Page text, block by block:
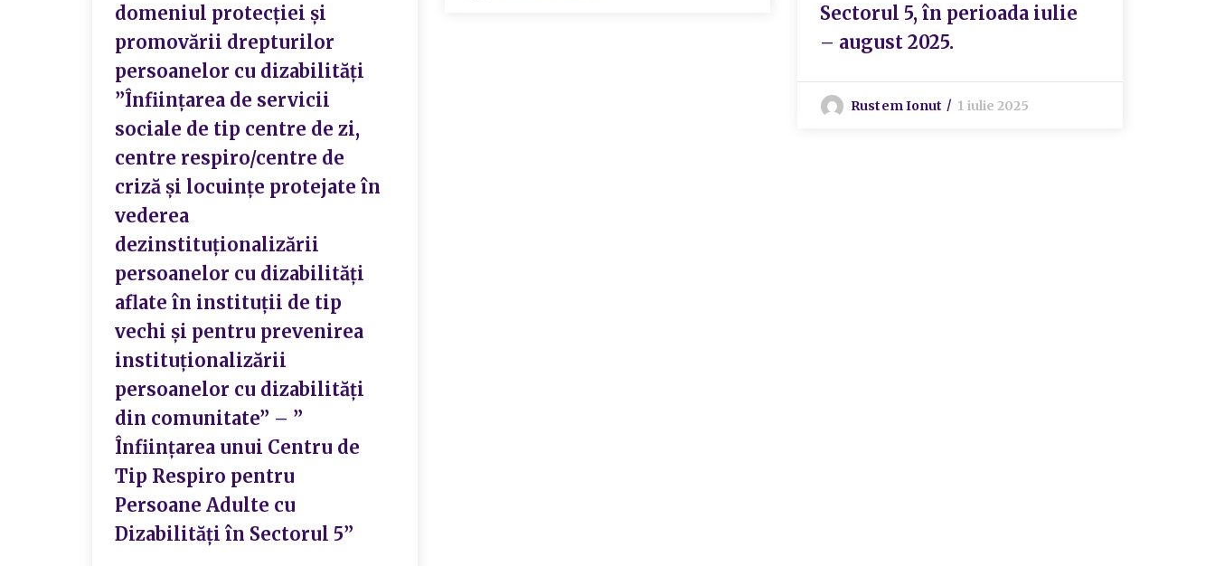
domeniul protecției și
promovării drepturilor
persoanelor cu dizabilități
”Înființarea de servicii
sociale de tip centre de zi,
centre respiro/centre de
criză și locuințe protejate în
vederea
dezinstituționalizării
persoanelor cu dizabilități
aflate în instituții de tip
vechi și pentru prevenirea
instituționalizării
persoanelor cu dizabilități
din comunitate” – ”
Înființarea unui Centru de
Tip Respiro pentru
Persoane Adulte cu
Dizabilități în Sectorul 5”
Sectorul 5, în perioada iulie
– august 2025.
Rustem Ionut 1 iulie 2025